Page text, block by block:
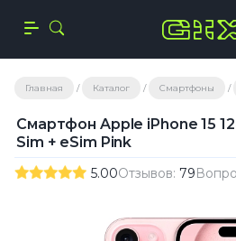
Главная Каталог Смартфоны
Смартфон Apple iPhone 15
Sim + eSim Pink
5.00Отзывов: 79